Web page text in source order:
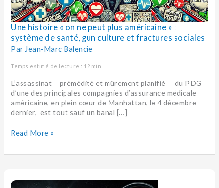
Une histoire « on ne peut plus américaine » :
système de santé, gun culture et fractures sociales
Par Jean-Marc Balencie
Temps estimé de lecture : 12 min
L’assassinat – prémédité et mûrement planifié – du PDG
d’une des principales compagnies d’assurance médicale
américaine, en plein cœur de Manhattan, le 4 décembre
dernier, est tout sauf un banal […]
gun
culture
et
fractures
sociales
Read More »
nous